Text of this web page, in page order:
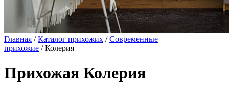
Главная /Каталог прихожих /Современные
прихожие / Колерия
Прихожая Колерия